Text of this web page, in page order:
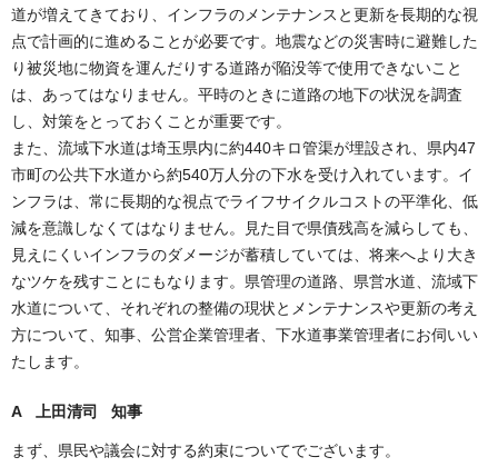
道が増えてきており、インフラのメンテナンスと更新を長期的な視
点で計画的に進めることが必要です。地震などの災害時に避難した
り被災地に物資を運んだりする道路が陥没等で使用できないこと
は、あってはなりません。平時のときに道路の地下の状況を調査
し、対策をとっておくことが重要です。
また、流域下水道は埼玉県内に約440キロ管渠が埋設され、県内47
市町の公共下水道から約540万人分の下水を受け入れています。イ
ンフラは、常に長期的な視点でライフサイクルコストの平準化、低
減を意識しなくてはなりません。見た目で県債残高を減らしても、
見えにくいインフラのダメージが蓄積していては、将来へより大き
なツケを残すことにもなります。県管理の道路、県営水道、流域下
水道について、それぞれの整備の現状とメンテナンスや更新の考え
方について、知事、公営企業管理者、下水道事業管理者にお伺いい
たします。
A 上田清司 知事
まず、県民や議会に対する約束についてでございます。